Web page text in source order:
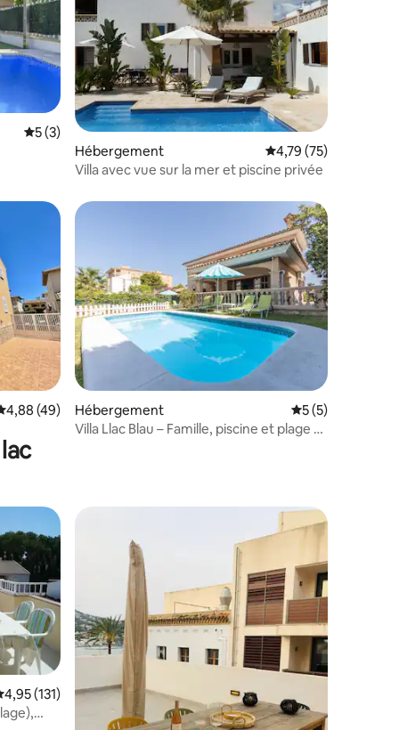
: 4,71 sur 5
Évaluation moyenne sur la base de 3 commentaires : 5 sur 5
5 (3)
Hébergement Évaluation moyenne
4,79 (75)
Villa avec vue sur la mer et piscine privée
: 5 sur 5
appréciés
moyenne sur la base de 49 commentaires : 4,88 sur 5
4,88 (49)
Hébergement Évaluation
5 (5)
Villa Llac Blau – Famille, piscine et plage à
: 4,55 sur 5
moyenne sur la base de 131 commentaires : 4,95 sur 5
4,95 (131)